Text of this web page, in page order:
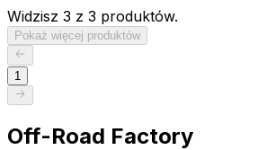
Widzisz 3 z 3 produktów.
Pokaż więcej produktów
1
Off-Road Factory